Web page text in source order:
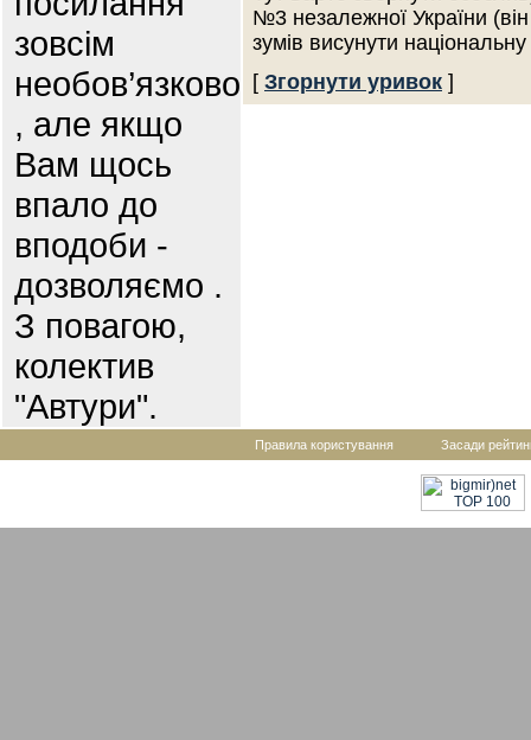
зовсім
необов’язково
, але якщо
Вам щось
впало до
вподоби -
дозволяємо .
З повагою,
колектив
"Автури".
№3 незалежної України
зумів висунути
[ Згорнути уривок ]
Правила користування Засади